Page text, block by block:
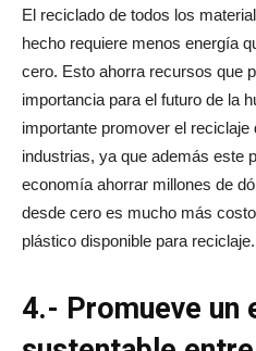
El reciclado de todos los
hecho requiere menos energía
cero. Esto ahorra recursos que
importancia para el futuro de la
importante promover el reciclaje
industrias, ya que además este
economía ahorrar millones de
desde cero es mucho más
plástico disponible para reciclaje.
4.- Promueve un